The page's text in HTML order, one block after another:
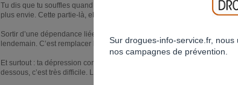
Tu dis que tu souffles quand le livreur arrive. Ça veut dire quelque chose
plus envie. Cette partie-là, elle est précieuse. C’est elle qu’il faut écouter.
Sortir d’une dépendance liée au vide, ce n’est pas remplacer la
lendemain. C’est remplacer la cocaïne par du lien, du rythme, du soin,
Et surtout : ta dépression compte énormément dans l’équation. Traiter
dessous, c’est très difficile. Les deux sont liés.
Sur drogues-info-service.fr, nous
nos campagnes de prévention.